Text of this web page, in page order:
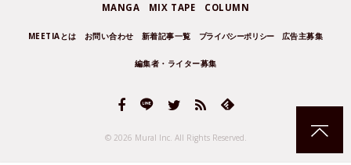
MANGA MIX TAPE COLUMN
MEETIAとは お問い合わせ 新着記事一覧 プライバシーポリシー 広告主募集
編集者・ライター募集
© 2026 Mural Inc. All Rights Reserved.